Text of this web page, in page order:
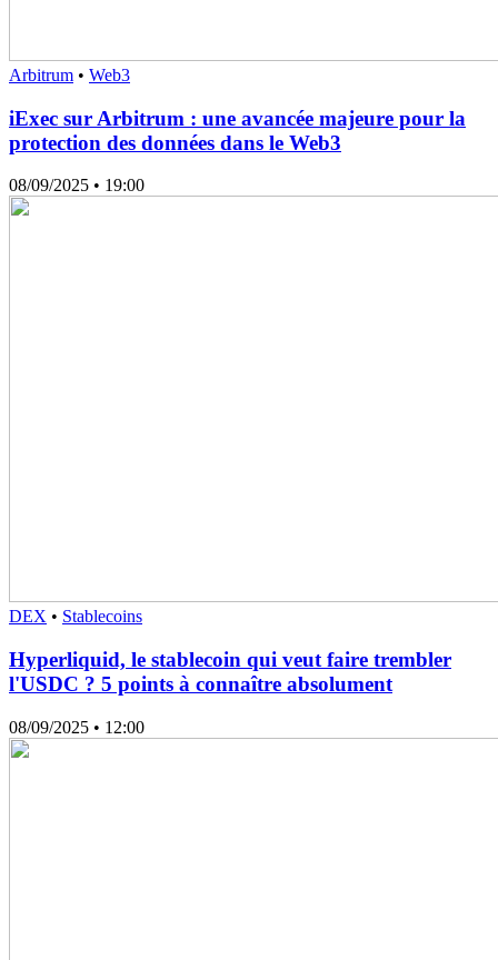
Arbitrum • Web3
iExec sur Arbitrum : une avancée majeure pour la
protection des données dans le Web3
08/09/2025 • 19:00
DEX • Stablecoins
Hyperliquid, le stablecoin qui veut faire trembler
l'USDC ? 5 points à connaître absolument
08/09/2025 • 12:00